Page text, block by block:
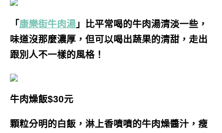
「康樂街牛肉湯 」比平常喝的牛肉湯清淡一些，
味道沒那麼濃厚，但可以喝出蔬果的清甜，走出
跟別人不一樣的風格！
牛肉燥飯$30元
顆粒分明的白飯，淋上香噴噴的牛肉燥醬汁，瘦